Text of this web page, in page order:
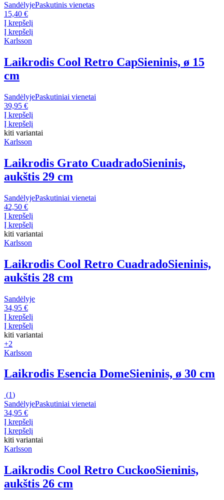
SandėlyjePaskutinis vienetas
15,40 €
Į krepšelį
Į krepšelį
Karlsson
Laikrodis Cool Retro CapSieninis, ø 15
cm
SandėlyjePaskutiniai vienetai
39,95 €
Į krepšelį
Į krepšelį
kiti variantai
Karlsson
Laikrodis Grato CuadradoSieninis,
aukštis 29 cm
SandėlyjePaskutiniai vienetai
42,50 €
Į krepšelį
Į krepšelį
kiti variantai
Karlsson
Laikrodis Cool Retro CuadradoSieninis,
aukštis 28 cm
Sandėlyje
34,95 €
Į krepšelį
Į krepšelį
kiti variantai
+2
Karlsson
Laikrodis Esencia DomeSieninis, ø 30 cm
(1)
SandėlyjePaskutiniai vienetai
34,95 €
Į krepšelį
Į krepšelį
kiti variantai
Karlsson
Laikrodis Cool Retro CuckooSieninis,
aukštis 26 cm